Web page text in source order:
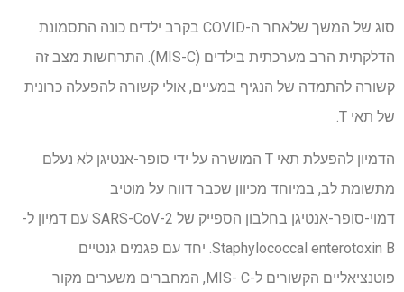
סוג של המשך שלאחר ה-COVID בקרב ילדים כונה התסמונת
הדלקתית הרב מערכתית בילדים (MIS-C). התרחשות מצב זה
קשורה להתמדה של הנגיף במעיים, אולי קשורה להפעלה כרונית
של תאי T.
הדמיון להפעלת תאי T המושרה על ידי סופר-אנטיגן לא נעלם
מתשומת לב, במיוחד מכיוון שכבר דווח על מוטיב
דמוי-סופר-אנטיגן בחלבון הספייק של SARS-CoV-2 עם דמיון ל-
Staphylococcal enterotoxin B. יחד עם פגמים גנטיים
פוטנציאליים הקשורים ל-MIS- C, המחברים משערים מקור